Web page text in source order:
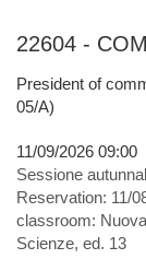
22604 -
President of
05/A)
11/09/2026 09:00
Sessione
Reservation: 11/
classroom:
Scienze, ed. 13